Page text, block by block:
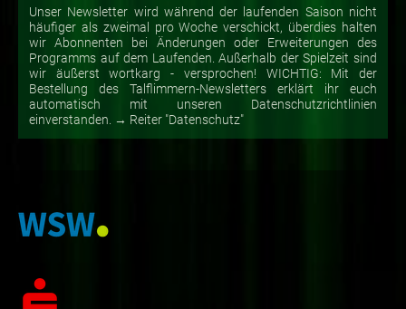
Unser Newsletter wird während der laufenden Saison nicht
häufiger als zweimal pro Woche verschickt, überdies halten
wir Abonnenten bei Änderungen oder Erweiterungen des
Programms auf dem Laufenden. Außerhalb der Spielzeit sind
wir äußerst wortkarg - versprochen! WICHTIG: Mit der
Bestellung des Talflimmern-Newsletters erklärt ihr euch
automatisch mit unseren Datenschutzrichtlinien
einverstanden. → Reiter "Datenschutz"